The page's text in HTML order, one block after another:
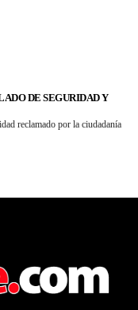
DE SEGURIDAD Y
reclamado por la ciudadanía